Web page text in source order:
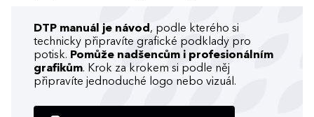
DTP manuál je návod , podle kterého si
technicky připravíte grafické podklady pro
potisk. Pomůže nadšencům i profesionálním
grafikům. Krok za krokem si podle něj
připravíte jednoduché logo nebo vizuál.